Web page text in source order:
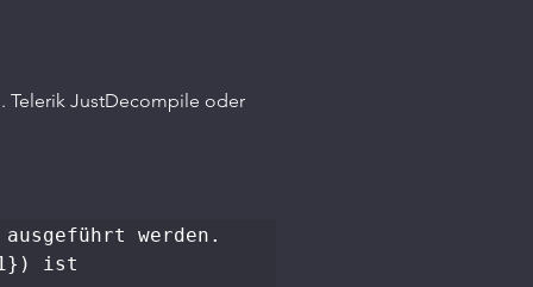
Telerik JustDecompile oder
werden.
ist